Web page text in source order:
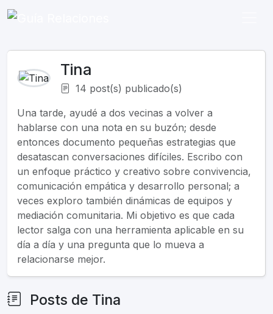
Tina
14 post(s) publicado(s)
Una tarde, ayudé a dos vecinas a volver a
hablarse con una nota en su buzón; desde
entonces documento pequeñas estrategias que
desatascan conversaciones difíciles. Escribo con
un enfoque práctico y creativo sobre convivencia,
comunicación empática y desarrollo personal; a
veces exploro también dinámicas de equipos y
mediación comunitaria. Mi objetivo es que cada
lector salga con una herramienta aplicable en su
día a día y una pregunta que lo mueva a
relacionarse mejor.
Posts de Tina